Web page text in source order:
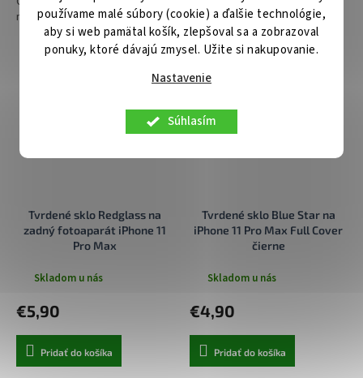
používame malé súbory (cookie) a ďalšie technológie,
aby si web pamätal košík, zlepšoval sa a zobrazoval
ponuky, ktoré dávajú zmysel. Užite si nakupovanie.
Nastavenie
Súhlasím
na iPhone 11 Pro Max
Tvrdené sklo Redglass na
zadný fotoaparát iPhone 11
Pro Max
Skladom u nás
€5,90
Pridať do košíka
Tvrdené sklo Blue Star na
iPhone 11 Pro Max Full Cover
čierne
Skladom u nás
€4,90
Pridať do košíka